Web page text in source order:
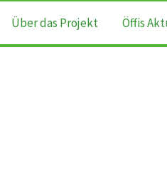
Über das Projekt Öffis